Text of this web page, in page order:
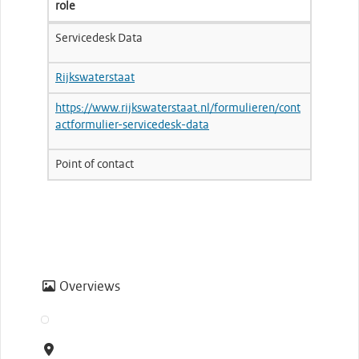
role
Servicedesk Data
Rijkswaterstaat
https://www.rijkswaterstaat.nl/formulieren/cont
actformulier-servicedesk-data
Point of contact
Overviews